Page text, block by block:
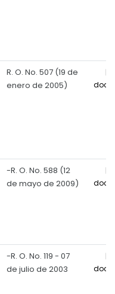
R. O. No. 507 (19 de
enero de 2005)
-R. O. No. 588 (12
de mayo de 2009)
-R. O. No. 119 - 07
de julio de 2003